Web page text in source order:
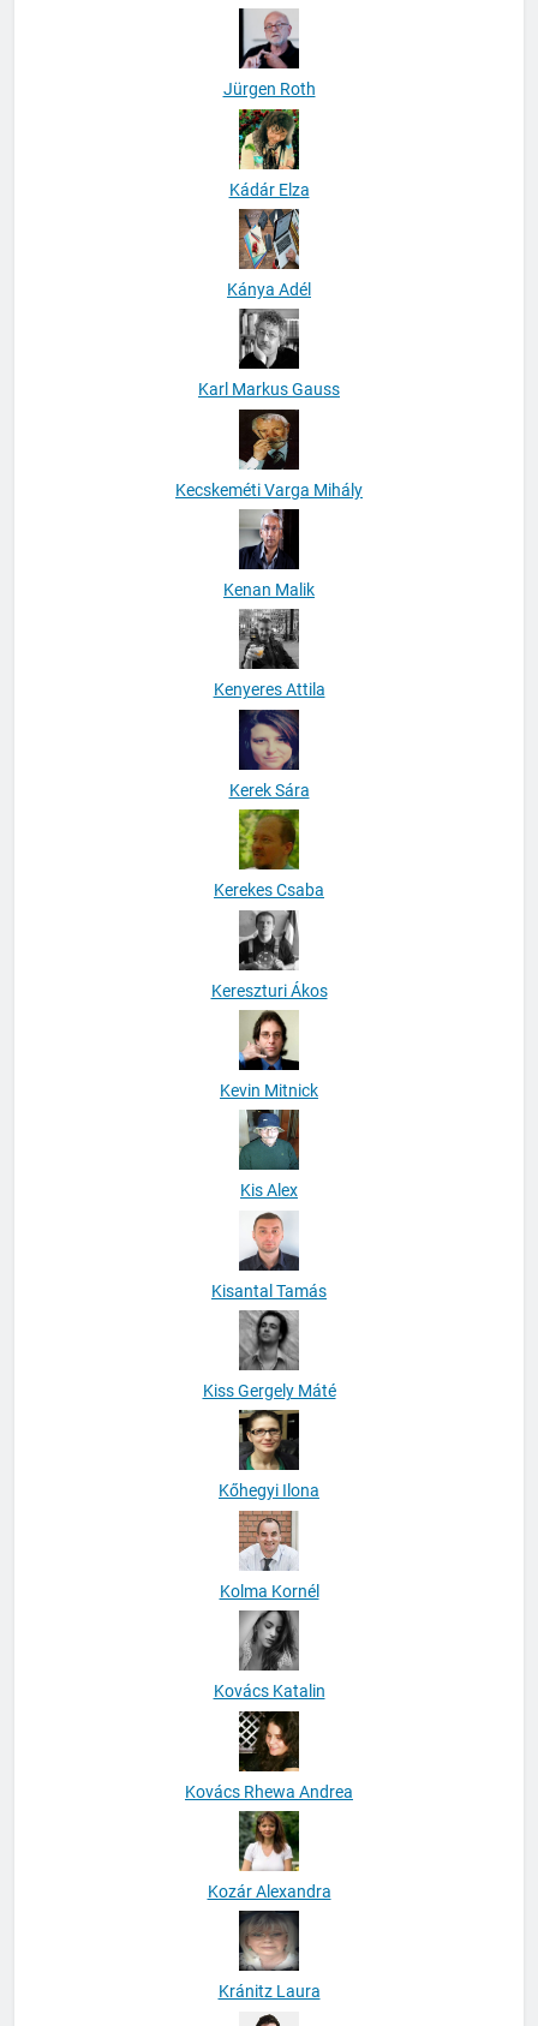
Jürgen Roth
Kádár Elza
Kánya Adél
Karl Markus Gauss
Kecskeméti Varga Mihály
Kenan Malik
Kenyeres Attila
Kerek Sára
Kerekes Csaba
Kereszturi Ákos
Kevin Mitnick
Kis Alex
Kisantal Tamás
Kiss Gergely Máté
Kőhegyi Ilona
Kolma Kornél
Kovács Katalin
Kovács Rhewa Andrea
Kozár Alexandra
Kránitz Laura